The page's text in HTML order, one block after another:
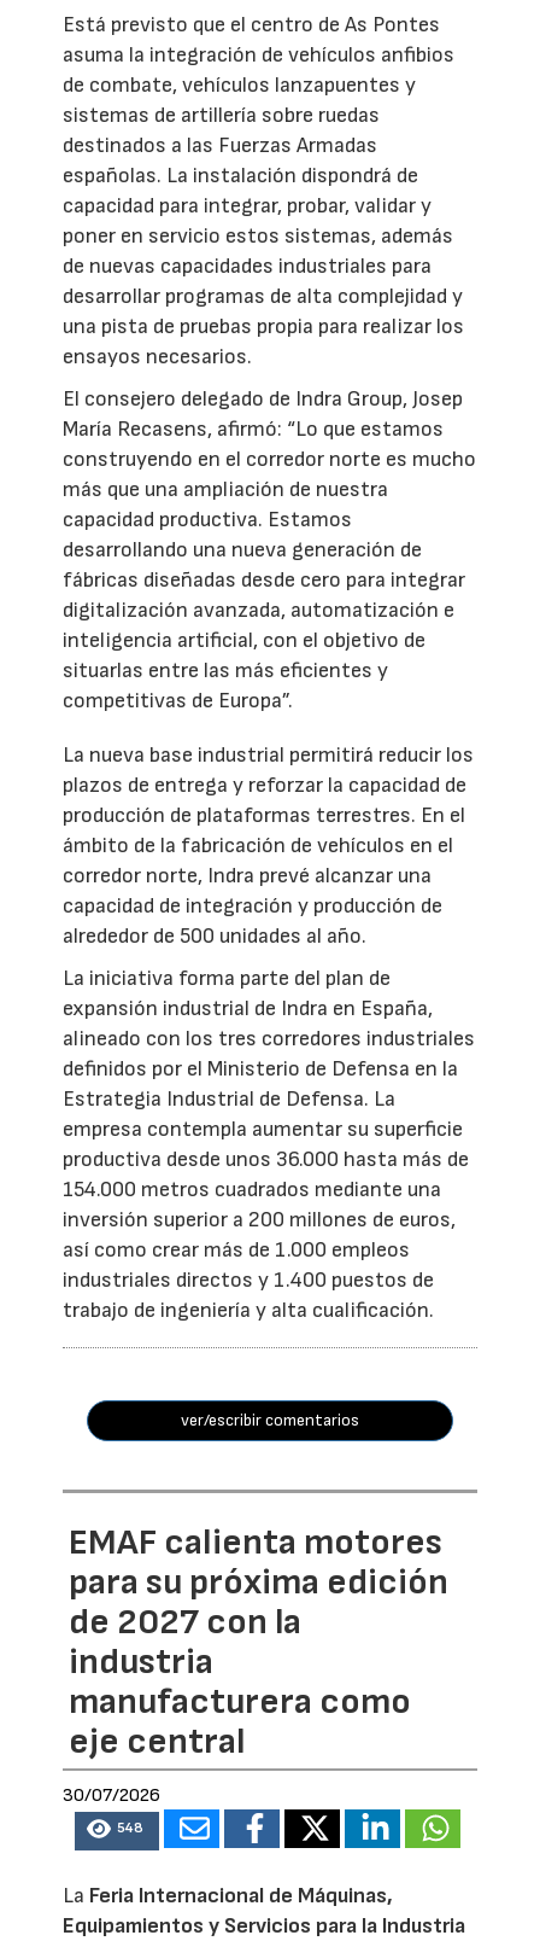
Está previsto que el centro de As Pontes
asuma la integración de vehículos anfibios
de combate, vehículos lanzapuentes y
sistemas de artillería sobre ruedas
destinados a las Fuerzas Armadas
españolas. La instalación dispondrá de
capacidad para integrar, probar, validar y
poner en servicio estos sistemas, además
de nuevas capacidades industriales para
desarrollar programas de alta complejidad y
una pista de pruebas propia para realizar los
ensayos necesarios.
El consejero delegado de Indra Group, Josep
María Recasens, afirmó: “Lo que estamos
construyendo en el corredor norte es mucho
más que una ampliación de nuestra
capacidad productiva. Estamos
desarrollando una nueva generación de
fábricas diseñadas desde cero para integrar
digitalización avanzada, automatización e
inteligencia artificial, con el objetivo de
situarlas entre las más eficientes y
competitivas de Europa”.
La nueva base industrial permitirá reducir los
plazos de entrega y reforzar la capacidad de
producción de plataformas terrestres. En el
ámbito de la fabricación de vehículos en el
corredor norte, Indra prevé alcanzar una
capacidad de integración y producción de
alrededor de 500 unidades al año.
La iniciativa forma parte del plan de
expansión industrial de Indra en España,
alineado con los tres corredores industriales
definidos por el Ministerio de Defensa en la
Estrategia Industrial de Defensa. La
empresa contempla aumentar su superficie
productiva desde unos 36.000 hasta más de
154.000 metros cuadrados mediante una
inversión superior a 200 millones de euros,
así como crear más de 1.000 empleos
industriales directos y 1.400 puestos de
trabajo de ingeniería y alta cualificación.
ver/escribir comentarios
EMAF calienta motores
para su próxima edición
de 2027 con la
industria
manufacturera como
eje central
30/07/2026
548
La Feria Internacional de Máquinas,
Equipamientos y Servicios para la Industria